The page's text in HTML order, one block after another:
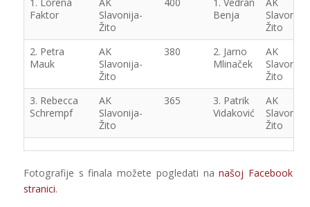
Faktor
Slavonija-
Žito
Benja
Slavonija-
Žito
2. Petra
Mauk
AK
Slavonija-
Žito
380
2. Jarno
Mlinaček
AK
Slavonija-
Žito
3. Rebecca
Schrempf
AK
Slavonija-
Žito
365
3. Patrik
Vidaković
AK
Slavonija-
Žito
Fotografije s finala možete pogledati nanašoj Facebook
stranici.